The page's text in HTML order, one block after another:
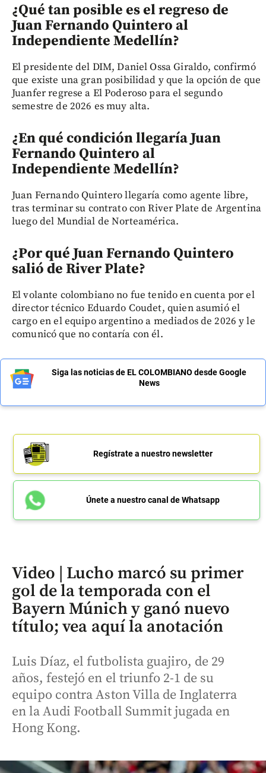
¿Qué tan posible es el regreso de
Juan Fernando Quintero al
Independiente Medellín?
El presidente del DIM, Daniel Ossa Giraldo, confirmó
que existe una gran posibilidad y que la opción de que
Juanfer regrese a El Poderoso para el segundo
semestre de 2026 es muy alta.
¿En qué condición llegaría Juan
Fernando Quintero al
Independiente Medellín?
Juan Fernando Quintero llegaría como agente libre,
tras terminar su contrato con River Plate de Argentina
luego del Mundial de Norteamérica.
¿Por qué Juan Fernando Quintero
salió de River Plate?
El volante colombiano no fue tenido en cuenta por el
director técnico Eduardo Coudet, quien asumió el
cargo en el equipo argentino a mediados de 2026 y le
comunicó que no contaría con él.
Siga las noticias de EL COLOMBIANO desde Google
News
Regístrate a nuestro newsletter
Únete a nuestro canal de Whatsapp
Video | Lucho marcó su primer
gol de la temporada con el
Bayern Múnich y ganó nuevo
título; vea aquí la anotación
Luis Díaz, el futbolista guajiro, de 29
años, festejó en el triunfo 2-1 de su
equipo contra Aston Villa de Inglaterra
en la Audi Football Summit jugada en
Hong Kong.